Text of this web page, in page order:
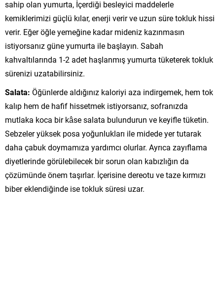
sahip olan yumurta, İçerdiği besleyici maddelerle
kemiklerimizi güçlü kılar, enerji verir ve uzun süre tokluk hissi
verir. Eğer öğle yemeğine kadar mideniz kazınmasın
istiyorsanız güne yumurta ile başlayın. Sabah
kahvaltılarında 1-2 adet haşlanmış yumurta tüketerek tokluk
sürenizi uzatabilirsiniz.
Salata: Öğünlerde aldığınız kaloriyi aza indirgemek, hem tok
kalıp hem de hafif hissetmek istiyorsanız, sofranızda
mutlaka koca bir kâse salata bulundurun ve keyifle tüketin.
Sebzeler yüksek posa yoğunlukları ile midede yer tutarak
daha çabuk doymamıza yardımcı olurlar. Ayrıca zayıflama
diyetlerinde görülebilecek bir sorun olan kabızlığın da
çözümünde önem taşırlar. İçerisine dereotu ve taze kırmızı
biber eklendiğinde ise tokluk süresi uzar.